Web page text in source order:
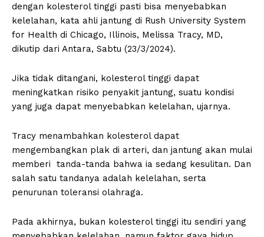
dengan kolesterol tinggi pasti bisa menyebabkan
kelelahan, kata ahli jantung di Rush University System
for Health di Chicago, Illinois, Melissa Tracy, MD,
dikutip dari Antara, Sabtu (23/3/2024).
Jika tidak ditangani, kolesterol tinggi dapat
meningkatkan risiko penyakit jantung, suatu kondisi
yang juga dapat menyebabkan kelelahan, ujarnya.
Tracy menambahkan kolesterol dapat
mengembangkan plak di arteri, dan jantung akan mulai
memberi tanda-tanda bahwa ia sedang kesulitan. Dan
salah satu tandanya adalah kelelahan, serta
penurunan toleransi olahraga.
Pada akhirnya, bukan kolesterol tinggi itu sendiri yang